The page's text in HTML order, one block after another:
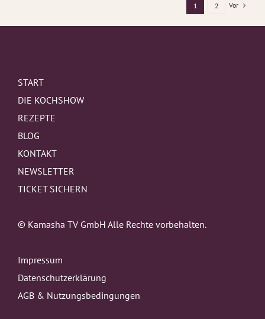
1 2 Vor
START
DIE KOCHSHOW
REZEPTE
BLOG
KONTAKT
NEWSLETTER
TICKET SICHERN
© Kamasha TV GmbH Alle Rechte vorbehalten.
Impressum
Datenschutzerklärung
AGB & Nutzungsbedingungen